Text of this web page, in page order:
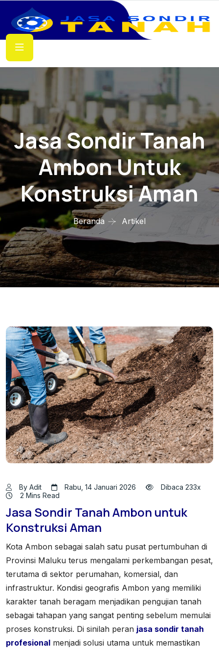
Jasa Sondir Tanah
Ambon Untuk
Konstruksi Aman
Beranda Artikel
By Adit Rabu, 14 Januari 2026
Dibaca 233x
2 Mins Read
Jasa Sondir Tanah Ambon untuk
Konstruksi Aman
Kota Ambon sebagai salah satu pusat pertumbuhan di
Provinsi Maluku terus mengalami perkembangan pesat,
terutama di sektor perumahan, komersial, dan
infrastruktur. Kondisi geografis Ambon yang memiliki
karakter tanah beragam menjadikan pengujian tanah
sebagai tahapan yang sangat penting sebelum memulai
proses konstruksi. Di sinilah peran jasa sondir tanah
profesional menjadi solusi utama untuk memastikan